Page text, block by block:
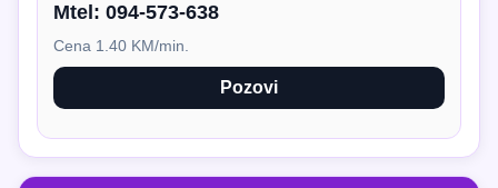
Mtel: 094-573-638
Cena 1.40 KM/min.
Pozovi